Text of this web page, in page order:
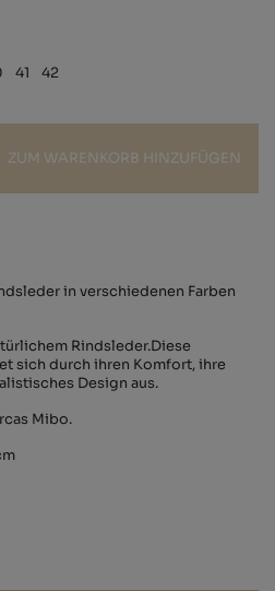
41 42
ZUM WARENKORB HINZUFÜGEN
in verschiedenen Farben
Rindsleder.Diese
sich durch ihren Komfort, ihre
Design aus.
Mibo.